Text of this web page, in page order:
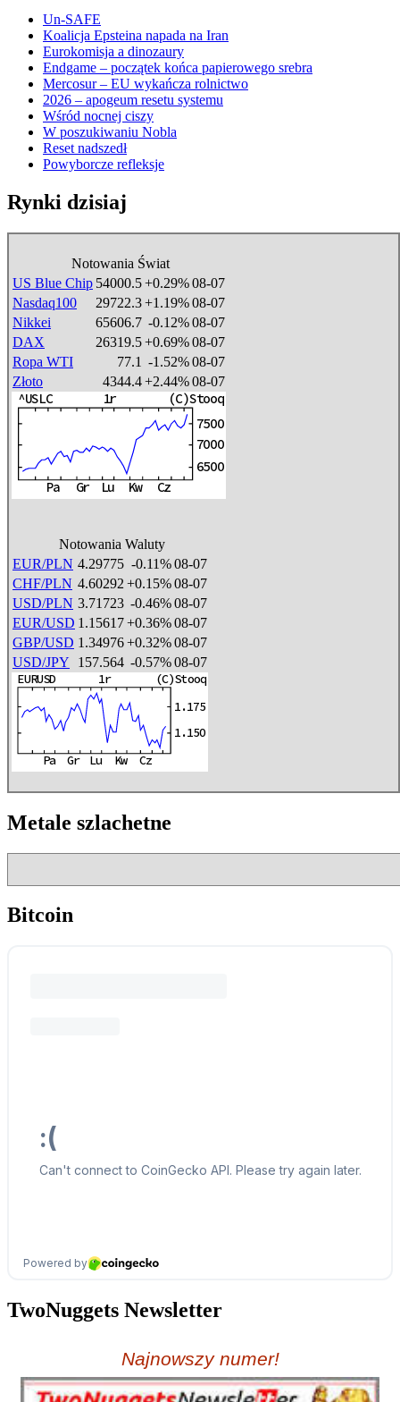
Un-SAFE
Koalicja Epsteina napada na Iran
Eurokomisja a dinozaury
Endgame – początek końca papierowego srebra
Mercosur – EU wykańcza rolnictwo
2026 – apogeum resetu systemu
Wśród nocnej ciszy
W poszukiwaniu Nobla
Reset nadszedł
Powyborcze refleksje
Rynki dzisiaj
Notowania Świat
US Blue Chip 54000.5+0.29%08-07
Nasdaq100
29722.3+1.19%08-07
Nikkei
65606.7 -0.12%08-07
DAX
26319.5+0.69%08-07
Ropa WTI
77.1 -1.52%08-07
Złoto
4344.4+2.44%08-07
Notowania Waluty
EUR/PLN 4.29775 -0.11%08-07
CHF/PLN 4.60292 +0.15%08-07
USD/PLN 3.71723 -0.46%08-07
EUR/USD 1.15617+0.36%08-07
GBP/USD 1.34976+0.32%08-07
USD/JPY
157.564 -0.57%08-07
Metale szlachetne
Bitcoin
TwoNuggets Newsletter
Najnowszy numer!